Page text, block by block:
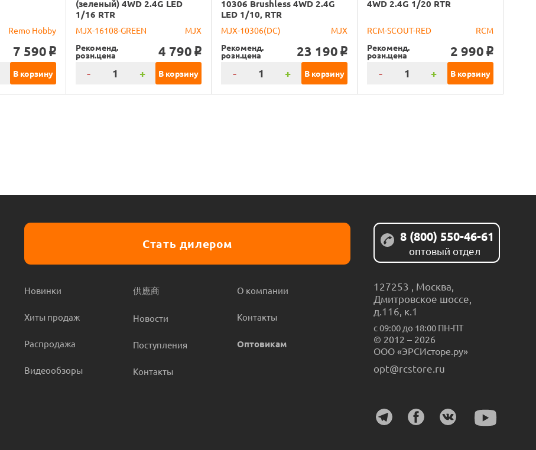
Remo Hobby
7 590 o
В корзину
(зеленый) 4WD 2.4G LED
1/16 RTR
MJX-16108-GREEN
MJX
Рекоменд.
розн.цена 4 790 o
- + В корзину
10306 Brushless 4WD 2.4G
LED 1/10, RTR
MJX-10306(DC)
MJX
Рекоменд.
розн.цена 23 190 o
- + В корзину
4WD 2.4G 1/20 RTR
RCM-SCOUT-RED
RCM
Рекоменд.
розн.цена 2 990 o
- + В корзину
Стать дилером
Новинки
Хиты продаж
Распродажа
Видеообзоры
供應商
Новости
Поступления
Контакты
О компании
Контакты
Оптовикам
8 (800) 550-46-61
оптовый отдел
127253 Москва
Дмитровское шоссе,
д.116, к.1
с 09:00 до 18:00 ПН-ПТ
© 2012 – 2026
ООО «ЭРСИсторе.ру»
opt@rcstore.ru